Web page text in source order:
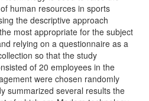
human resources in sports
the descriptive approach
most appropriate for the subject
relying on a questionnaire as a
so that the study
of 20 employees in the
were chosen randomly
summarized several results the